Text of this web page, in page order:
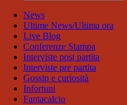
News
Ultime News/Ultima ora
Live Blog
Conferenze Stampa
Interviste post partita
Interviste pre partita
Gossip e curiosità
Infortuni
Fantacalcio